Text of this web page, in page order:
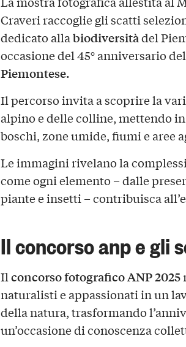
Craveri raccoglie gli scatti
dedicato allabiodiversitàdel
occasione del 45° anniversario
Piemontese.
Il percorso invita a scoprire la
alpino e delle colline, mettendo
boschi, zone umide, fiumi e aree
Le immagini rivelano la
come ogni elemento – dalle
piante e insetti – contribuisca
Il concorso anp e gli
Ilconcorso fotografico ANP 2025
naturalisti e appassionati in un
della natura, trasformando
un’occasione di conoscenza